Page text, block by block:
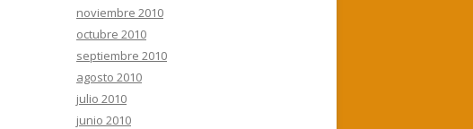
noviembre 2010
octubre 2010
septiembre 2010
agosto 2010
julio 2010
junio 2010